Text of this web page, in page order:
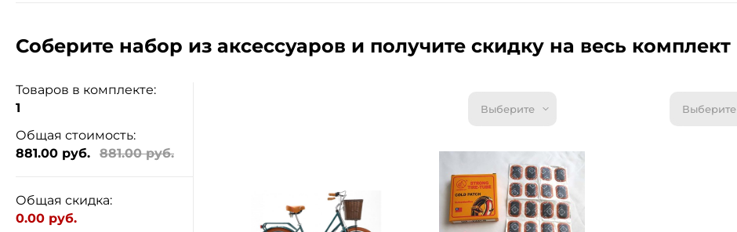
Соберите набор из аксессуаров и получите скидку на весь комплект
Товаров в комплекте:
1
Общая стоимость:
881.00 руб.
881.00 руб.
Общая скидка:
0.00 руб.
Выберите Выберите